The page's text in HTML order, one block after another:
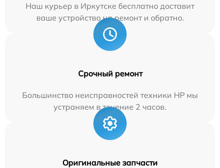
Наш курьер в Иркутске бесплатно доставит
ваше устройство на ремонт и обратно.
Срочный ремонт
Большинство неисправностей техники HP мы
устраняем в течение 2 часов.
Оригинальные запчасти